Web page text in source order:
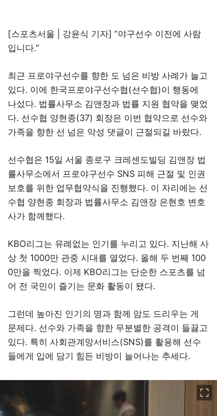
[스포츠서울 | 강윤식 기자] “야구선수 이전에 사람
입니다.”
최근 프로야구선수를 향한 도 넘은 비방 사례가 늘고
있다. 이에 한국프로야구선수협(선수협)이 행동에
나섰다. 법률사무소 김앤장과 법률 지원 협약을 맺었
다. 선수협 양현종(37) 회장은 이번 협약으로 선수와
가족을 향한 선 넘은 악성 댓글이 근절되길 바랐다.
선수협은 15일 서울 종로구 크레센도빌딩 김앤장 법
률사무소에서 프로야구선수 SNS 피해 근절 및 인권
보호를 위한 업무협약식을 진행했다. 이 자리에는 선
수협 양현종 회장과 법률사무소 김앤장 은현호 변호
사가 함께했다.
KBO리그는 유례없는 인기를 누리고 있다. 지난해 사
상 첫 1000만 관중 시대를 열었다. 올해 두 번째 100
0만을 찍었다. 이제 KBO리그는 단순한 스포츠를 넘
어 전 국민이 즐기는 문화 활동이 됐다.
그런데 높아진 인기의 명과 함께 암도 드리우는 게
문제다. 선수와 가족을 향한 무분별한 공격이 들끓고
있다. 특히 사회관계망서비스(SNS)를 활용해 선수
들에게 입에 담기 힘든 비방이 늘어나는 추세다.